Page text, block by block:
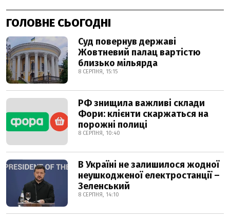
ГОЛОВНЕ СЬОГОДНІ
Суд повернув державі
Жовтневий палац вартістю
близько мільярда
8 СЕРПНЯ, 15:15
РФ знищила важливі склади
Фори: клієнти скаржаться на
порожні полиці
8 СЕРПНЯ, 10:40
В Україні не залишилося жодної
неушкодженої електростанції –
Зеленський
8 СЕРПНЯ, 14:10